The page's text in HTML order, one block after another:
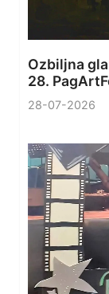
Ozbiljna
28.
28-07-2026